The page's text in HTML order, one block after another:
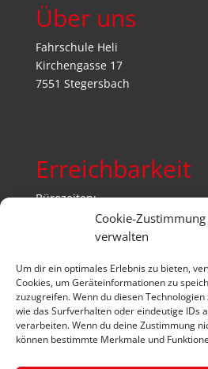
Cookie-Zustimmung
verwalten
Um dir ein optimales Erlebnis zu bieten,
Cookies, um Geräteinformationen zu
zuzugreifen. Wenn du diesen
wie das Surfverhalten oder eindeutige IDs
verarbeiten. Wenn du deine Zustimmung
können bestimmte Merkmale und
Über uns
Fahrschule Heli
Kirchengasse 17
7551 Stegersbach
Erreichbarkeit
Bürozeiten:
Mo bis Fr von 9 bis 12 und 14
Sa von 10 bis 12 Uhr
Telefon: 03326 522 36
Email: office@fahrschule-heli.at